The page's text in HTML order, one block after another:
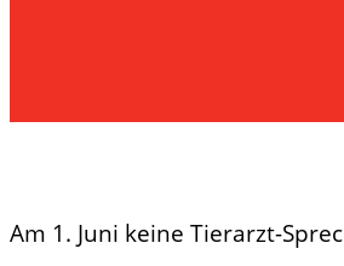
Am 1. Juni keine Tierarzt-